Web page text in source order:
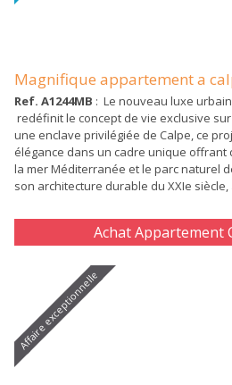
Magnifique appartement a
Ref. A1244MB : Le nouveau luxe
redéfinit le concept de vie exclusive
une enclave privilégiée de Calpe, ce
élégance dans un cadre unique
la mer Méditerranée et le parc naturel
son architecture durable du XXIe siècle,
Achat Appartement
Affaire exceptionnelle